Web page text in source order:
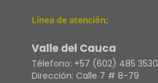
Línea de atención:
Valle del Cauca
Télefono: +57 (602) 485 3530
Dirección: Calle 7 # 8-79